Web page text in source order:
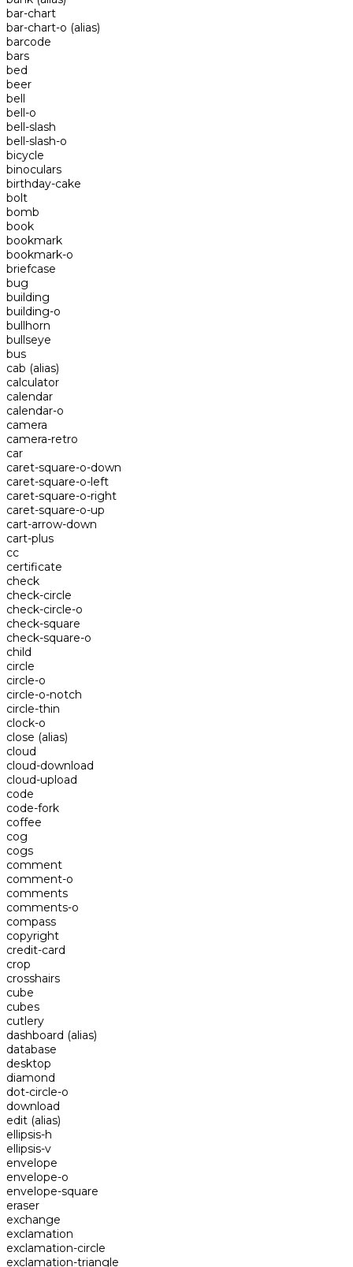
bar-chart
bar-chart-o (alias)
barcode
bars
bed
beer
bell
bell-o
bell-slash
bell-slash-o
bicycle
binoculars
birthday-cake
bolt
bomb
book
bookmark
bookmark-o
briefcase
bug
building
building-o
bullhorn
bullseye
bus
cab (alias)
calculator
calendar
calendar-o
camera
camera-retro
car
caret-square-o-down
caret-square-o-left
caret-square-o-right
caret-square-o-up
cart-arrow-down
cart-plus
cc
certificate
check
check-circle
check-circle-o
check-square
check-square-o
child
circle
circle-o
circle-o-notch
circle-thin
clock-o
close (alias)
cloud
cloud-download
cloud-upload
code
code-fork
coffee
cog
cogs
comment
comment-o
comments
comments-o
compass
copyright
credit-card
crop
crosshairs
cube
cubes
cutlery
dashboard (alias)
database
desktop
diamond
dot-circle-o
download
edit (alias)
ellipsis-h
ellipsis-v
envelope
envelope-o
envelope-square
eraser
exchange
exclamation
exclamation-circle
exclamation-triangle